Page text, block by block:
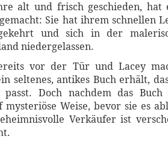
alt und frisch geschieden, hat
Sie hat ihrem schnellen
und sich in der
niedergelassen.
vor der Tür und Lacey
seltenes, antikes Buch erhält,
passt. Doch nachdem das
mysteriöse Weise, bevor sie es
Verkäufer ist